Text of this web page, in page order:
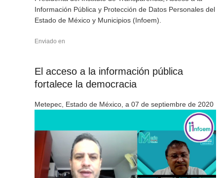
Información Pública y Protección de Datos Personales del
Estado de México y Municipios (Infoem).
Enviado en
El acceso a la información pública
fortalece la democracia
Metepec, Estado de México, a 07 de septiembre de 2020